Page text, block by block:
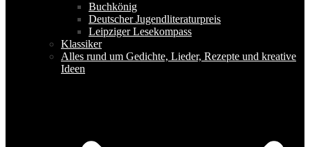
Buchkönig
Deutscher Jugendliteraturpreis
Leipziger Lesekompass
Klassiker
Alles rund um Gedichte, Lieder, Rezepte und kreative
Ideen